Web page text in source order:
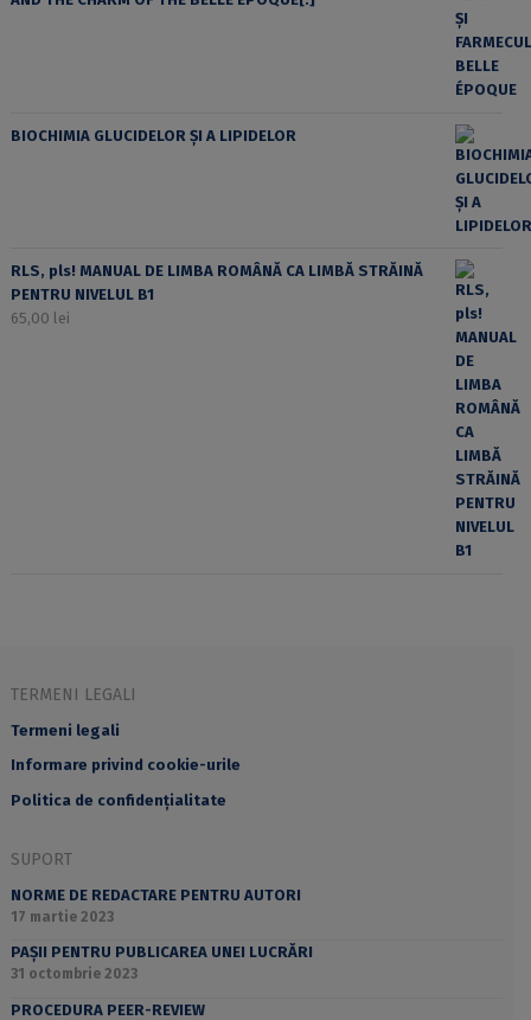
BIOCHIMIA GLUCIDELOR ȘI A LIPIDELOR
RLS, pls! MANUAL DE LIMBA ROMÂNĂ CA LIMBĂ STRĂINĂ
PENTRU NIVELUL B1
65,00 lei
TERMENI LEGALI
Termeni legali
Informare privind cookie-urile
Politica de confidențialitate
SUPORT
NORME DE REDACTARE PENTRU AUTORI
17 martie 2023
PAȘII PENTRU PUBLICAREA UNEI LUCRĂRI
31 octombrie 2023
PROCEDURA PEER-REVIEW